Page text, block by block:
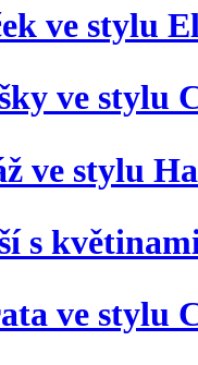
ve stylu
ve stylu
ve stylu
s
ve stylu